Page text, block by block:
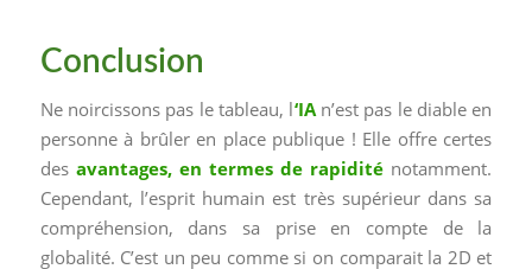
Conclusion
Ne noircissons pas le tableau, l‘IAn’est pas le diable en
personne à brûler en place publique ! Elle offre certes
des avantages, en termes de rapidité notamment.
Cependant, l’esprit humain est très supérieur dans sa
compréhension, dans sa prise en compte de la
globalité. C’est un peu comme si on comparait la 2D et